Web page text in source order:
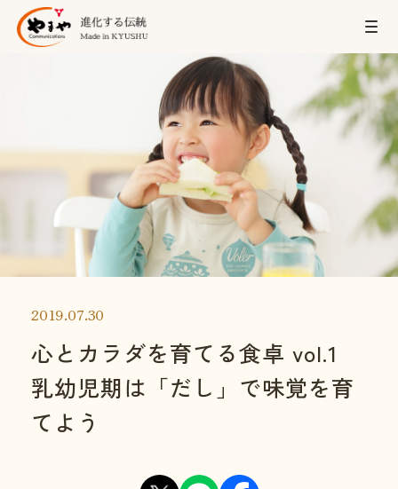
2019.07.30
心とカラダを育てる食卓 vol.1
乳幼児期は「だし」で味覚を育
てよう